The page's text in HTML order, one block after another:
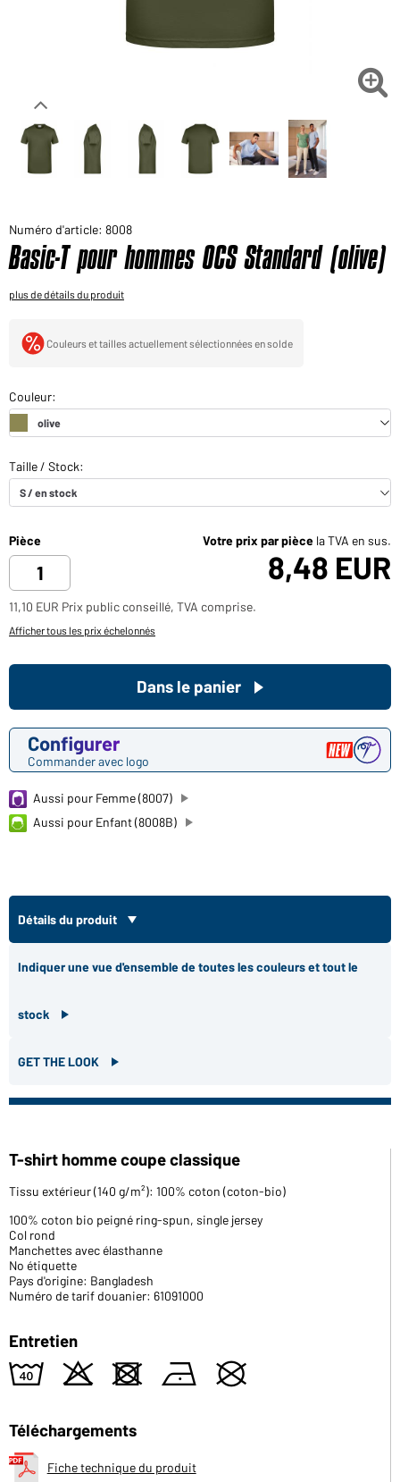

Numéro d'article: 8008
Basic-T pour hommes OCS Standard (olive)
plus de détails du produit
Couleurs et tailles actuellement sélectionnées en solde
Pièce Votre prix par pièce la TVA en sus.
8,48 EUR
11,10 EUR Prix public conseillé, TVA comprise.
Afficher tous les prix échelonnés
Configurer
Commander avec logo
Dans le panier
Aussi pour Femme (8007)
Aussi pour Enfant (8008B)
Détails du produit
Indiquer une vue d'ensemble de toutes les couleurs et tout le
stock
GET THE LOOK
T-shirt homme coupe classique
Tissu extérieur (140 g/m²): 100% coton (coton-bio)
100% coton bio peigné ring-spun, single jersey
Col rond
Manchettes avec élasthanne
No étiquette
Pays d'origine: Bangladesh
Numéro de tarif douanier: 61091000
Entretien
8 o d n U
Téléchargements
Fiche technique du produit